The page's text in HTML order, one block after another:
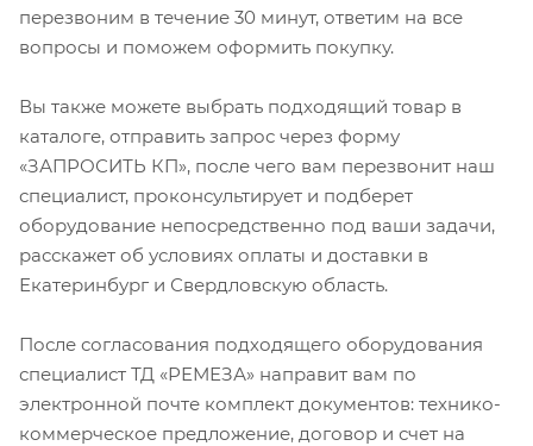
перезвоним в течение 30 минут, ответим на все
вопросы и поможем оформить покупку.
Вы также можете выбрать подходящий товар в
каталоге, отправить запрос через форму
«ЗАПРОСИТЬ КП», после чего вам перезвонит наш
специалист, проконсультирует и подберет
оборудование непосредственно под ваши задачи,
расскажет об условиях оплаты и доставки в
Екатеринбург и Свердловскую область.
После согласования подходящего оборудования
специалист ТД «РЕМЕЗА» направит вам по
электронной почте комплект документов: технико-
коммерческое предложение, договор и счет на